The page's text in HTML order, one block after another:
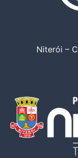
Niterói –